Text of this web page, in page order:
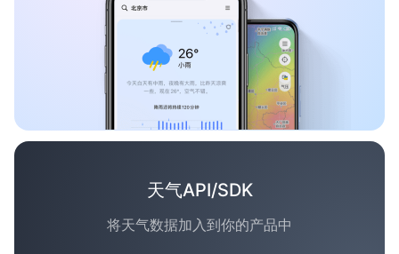
天气API/SDK
将天气数据加入到你的产品中